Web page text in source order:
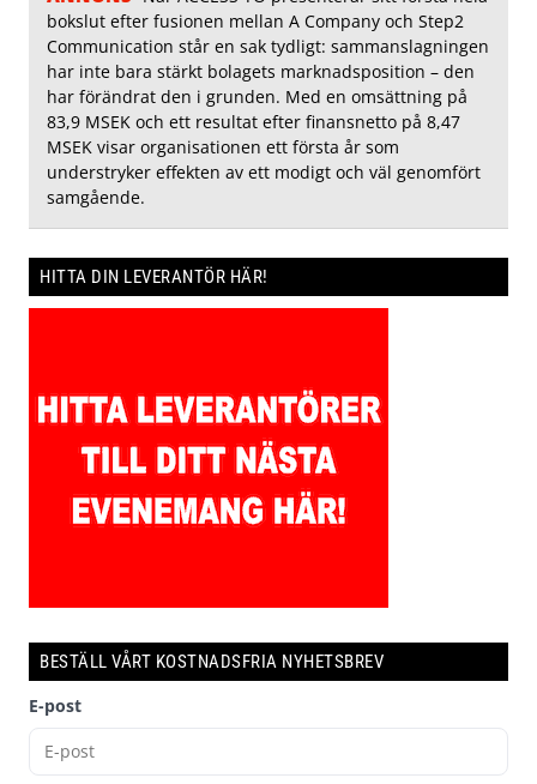
bokslut efter fusionen mellan A Company och Step2
Communication står en sak tydligt: sammanslagningen
har inte bara stärkt bolagets marknadsposition – den
har förändrat den i grunden. Med en omsättning på
83,9 MSEK och ett resultat efter finansnetto på 8,47
MSEK visar organisationen ett första år som
understryker effekten av ett modigt och väl genomfört
samgående.
HITTA DIN LEVERANTÖR HÄR!
BESTÄLL VÅRT KOSTNADSFRIA NYHETSBREV
E-post